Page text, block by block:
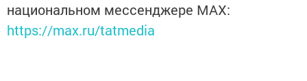
национальном мессенджере MАХ:
https://max.ru/tatmedia